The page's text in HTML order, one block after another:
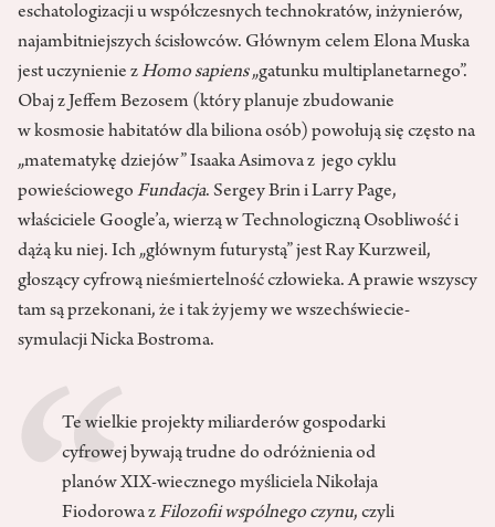
eschatologizacji u współczesnych technokratów, inżynierów,
najambitniejszych ścisłowców. Głównym celem Elona Muska
jest uczynienie zHomo sapiens„gatunku multiplanetarnego”.
Obaj z Jeffem Bezosem (który planuje zbudowanie
w kosmosie habitatów dla biliona osób) powołują się często na
„matematykę dziejów” Isaaka Asimova z jego cyklu
powieściowego Fundacja. Sergey Brin i Larry Page,
właściciele Google’a, wierzą w Technologiczną Osobliwość i
dążą ku niej. Ich „głównym futurystą” jest Ray Kurzweil,
głoszący cyfrową nieśmiertelność człowieka. A prawie wszyscy
tam są przekonani, że i tak żyjemy we wszechświecie-
symulacji Nicka Bostroma.
Te wielkie projekty miliarderów gospodarki
cyfrowej bywają trudne do odróżnienia od
planów XIX-wiecznego myśliciela Nikołaja
Fiodorowa zFilozofii wspólnego czynu, czyli